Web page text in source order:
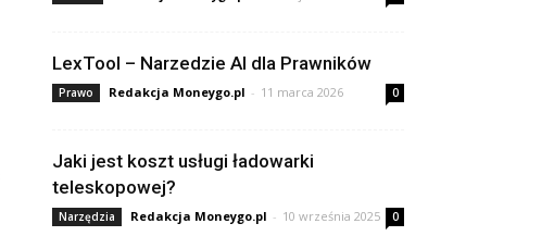
LexTool – Narzedzie AI dla Prawników
Prawo Redakcja Moneygo.pl - 11 marca 2026 0
Jaki jest koszt usługi ładowarki
teleskopowej?
Narzędzia Redakcja Moneygo.pl - 10 września 2025 0